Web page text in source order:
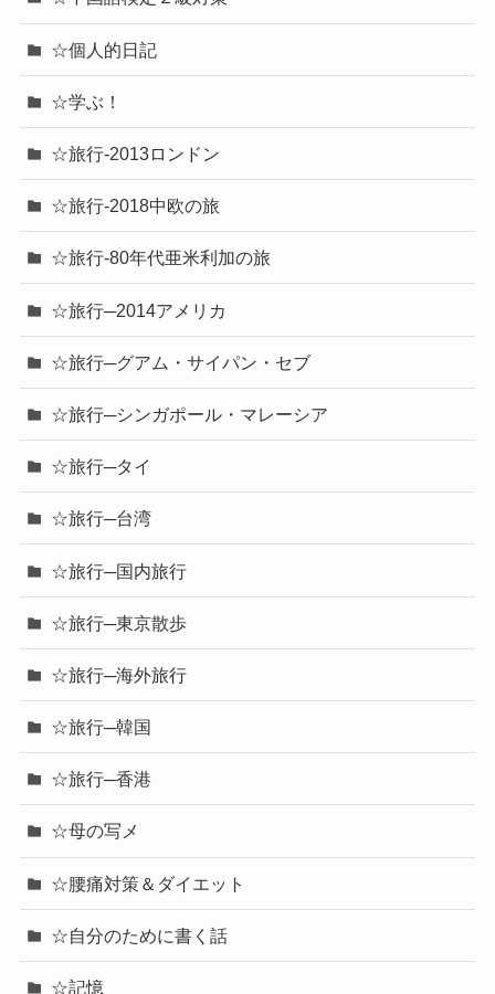
☆個人的日記
☆学ぶ！
☆旅行-2013ロンドン
☆旅行-2018中欧の旅
☆旅行-80年代亜米利加の旅
☆旅行─2014アメリカ
☆旅行─グアム・サイパン・セブ
☆旅行─シンガポール・マレーシア
☆旅行─タイ
☆旅行─台湾
☆旅行─国内旅行
☆旅行─東京散歩
☆旅行─海外旅行
☆旅行─韓国
☆旅行─香港
☆母の写メ
☆腰痛対策＆ダイエット
☆自分のために書く話
☆記憶